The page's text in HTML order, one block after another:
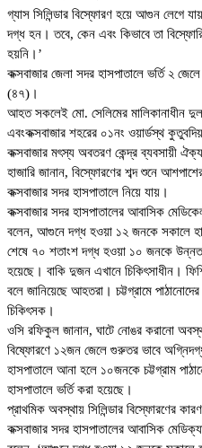
গ্যাস সিলিন্ডার বিস্ফোরণ হয়ে আগুন লেগে
দগ্ধ হন। তবে, কেন এবং কিভাবে তা
হয়নি।’
কক্সবাজার জেলা সদর হাসপাতালে ভর্তি ২
(৪৭)।
আহত সকলেই মো. সেলিমের মালিকানাধীন
এবংকক্সবাজার শহরের ০১নং ওয়ার্ডস্থ
কক্সবাজার মৎস্য অবতরণ কেন্দ্র ব্যবসায়ী
হাজারি জানান, বিস্ফোরণের শব্দ শুনে
কক্সবাজার সদর হাসপাতালে নিয়ে যায়।
কক্সবাজার সদর হাসপাতালের আবাসিক
বলেন, আগুনে দগ্ধ হওয়া ১২ জনকে সকালে
শেষে ৭০ শতাংশ দগ্ধ হওয়া ১০ জনকে উন্নত
হয়েছে। বাকি দুজন এখানে চিকিৎসাধীন।
বলে জানিয়েছে আহতরা। চট্টগ্রামে
চিকিৎসক।
ওসি রফিকুল জানান, ঘাটে নোঙর করানো
বিষ্ফোরণে ১২জন জেলে গুরুতর ভাবে
হাসপাতালে আনা হলে ১০জনকে চট্টগ্রাম
হাসপাতালে ভর্তি করা হয়েছে।
প্রাথমিক অবস্থায় সিলিন্ডার বিস্ফোরণের
কক্সবাজার সদর হাসপাতালের আবাসিক